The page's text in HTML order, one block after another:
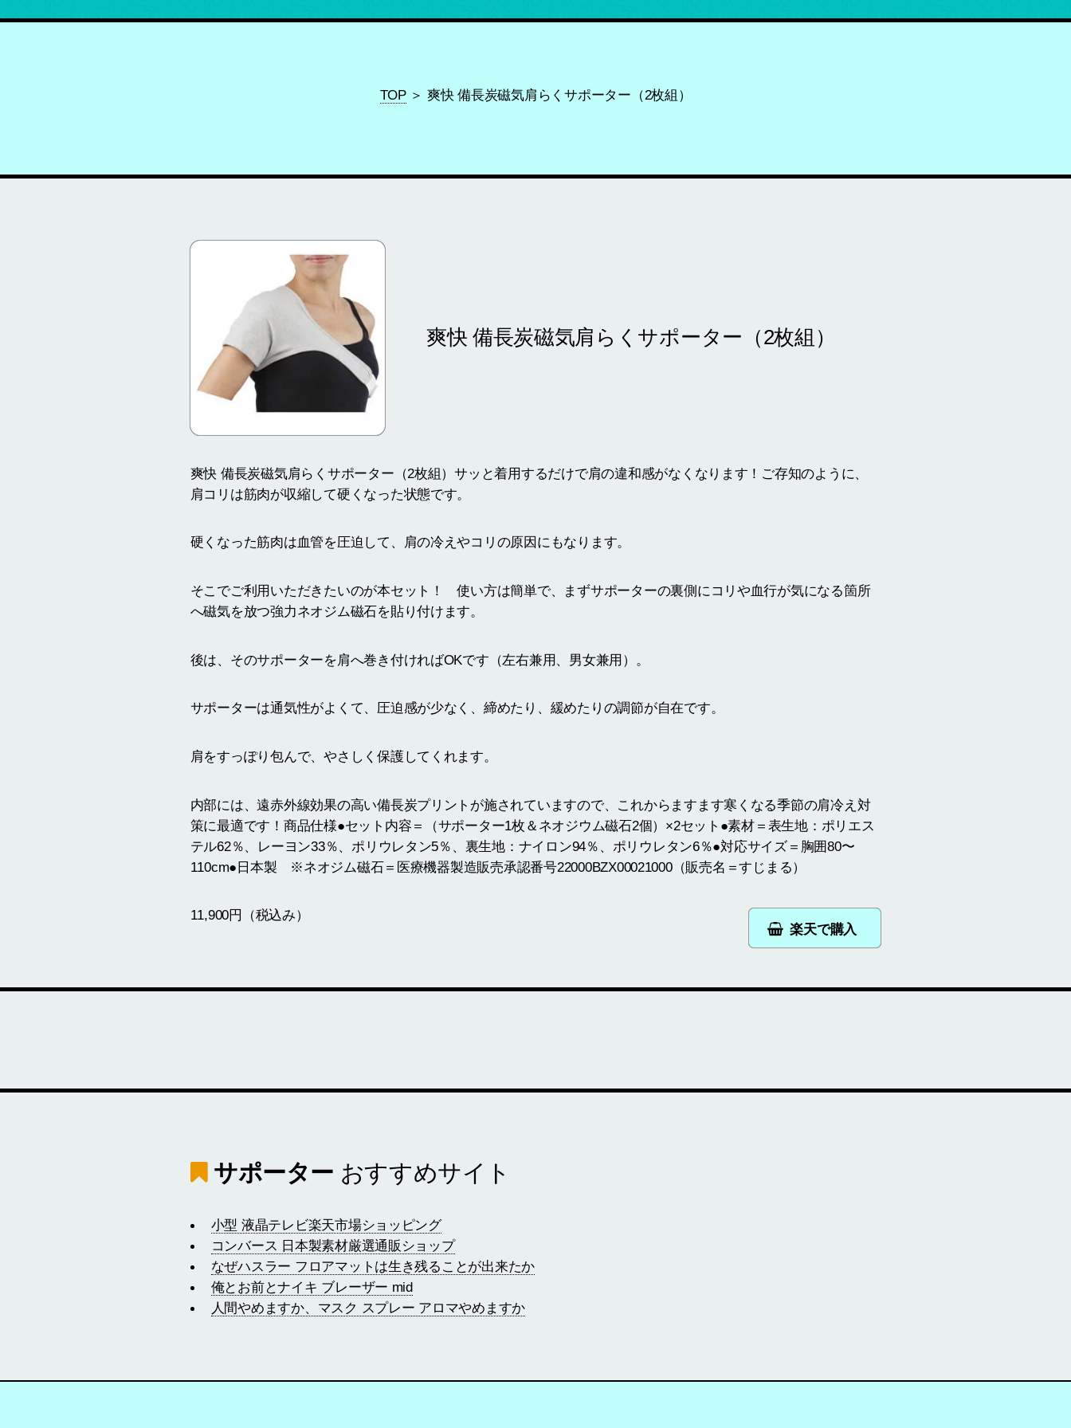
TOP＞ 爽快 備長炭磁気肩らくサポーター（2枚組）
爽快 備長炭磁気肩らくサポーター（2枚組）
爽快 備長炭磁気肩らくサポーター（2枚組）サッと着用するだけで肩の違和感がなくなります！ご存知のように、
肩コリは筋肉が収縮して硬くなった状態です。
硬くなった筋肉は血管を圧迫して、肩の冷えやコリの原因にもなります。
そこでご利用いただきたいのが本セット！ 使い方は簡単で、まずサポーターの裏側にコリや血行が気になる箇所
へ磁気を放つ強力ネオジム磁石を貼り付けます。
後は、そのサポーターを肩へ巻き付ければOKです（左右兼用、男女兼用）。
サポーターは通気性がよくて、圧迫感が少なく、締めたり、緩めたりの調節が自在です。
肩をすっぽり包んで、やさしく保護してくれます。
内部には、遠赤外線効果の高い備長炭プリントが施されていますので、これからますます寒くなる季節の肩冷え対
策に最適です！商品仕様●セット内容＝（サポーター1枚＆ネオジウム磁石2個）×2セット●素材＝表生地：ポリエス
テル62％、レーヨン33％、ポリウレタン5％、裏生地：ナイロン94％、ポリウレタン6％●対応サイズ＝胸囲80〜
110cm●日本製 ※ネオジム磁石＝医療機器製造販売承認番号22000BZX00021000（販売名＝すじまる）
楽天で購入
11,900円（税込み）
サポーター おすすめサイト
小型 液晶テレビ楽天市場ショッピング
コンバース 日本製素材厳選通販ショップ
なぜハスラー フロアマットは生き残ることが出来たか
俺とお前とナイキ ブレーザー mid
人間やめますか、マスク スプレー アロマやめますか